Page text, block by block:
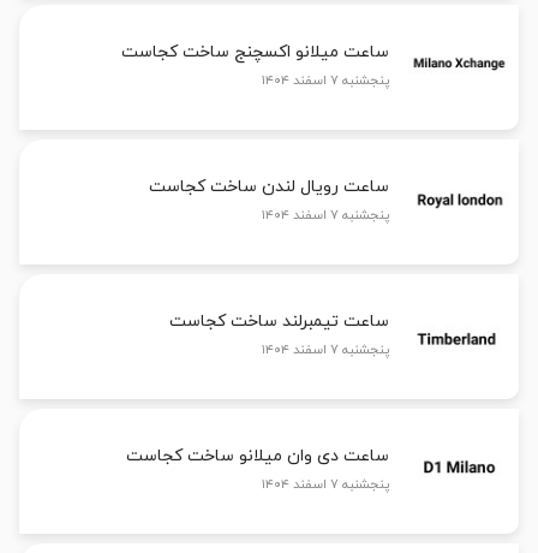
ساعت میلانو اکسچنج ساخت کجاست
پنجشنبه ۷ اسفند ۱۴۰۴
ساعت رویال لندن ساخت کجاست
پنجشنبه ۷ اسفند ۱۴۰۴
ساعت تیمبرلند ساخت کجاست
پنجشنبه ۷ اسفند ۱۴۰۴
ساعت دی وان میلانو ساخت کجاست
پنجشنبه ۷ اسفند ۱۴۰۴